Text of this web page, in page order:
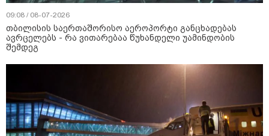
09:08 / 08-07-2026
თბილისის საერთაშორისო აეროპორტი განცხადებას
ავრცელებს - რა ვითარებაა წუხანდელი უამინდობის
შემდეგ